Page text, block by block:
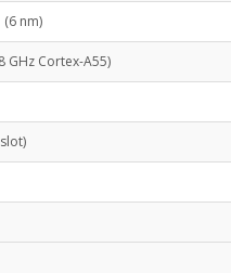
(6 nm)
GHz Cortex-A55)